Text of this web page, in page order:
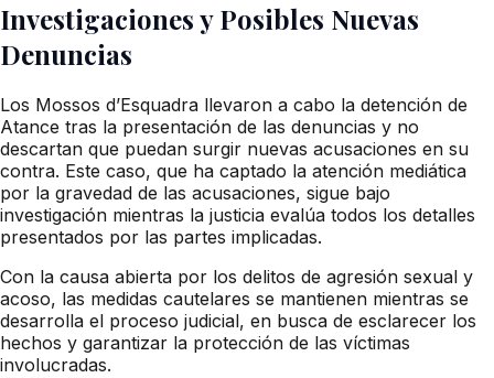
Investigaciones y Posibles Nuevas
Denuncias
Los Mossos d’Esquadra llevaron a cabo la detención de
Atance tras la presentación de las denuncias y no
descartan que puedan surgir nuevas acusaciones en su
contra. Este caso, que ha captado la atención mediática
por la gravedad de las acusaciones, sigue bajo
investigación mientras la justicia evalúa todos los detalles
presentados por las partes implicadas.
Con la causa abierta por los delitos de agresión sexual y
acoso, las medidas cautelares se mantienen mientras se
desarrolla el proceso judicial, en busca de esclarecer los
hechos y garantizar la protección de las víctimas
involucradas.